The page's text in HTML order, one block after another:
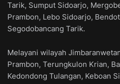
Tarik, Sumput Sidoarjo,
Prambon, Lebo Sidoarjo,
Segodobancang Tarik.
Melayani wilayah
Prambon, Terungkulon Krian,
Kedondong Tulangan, Keboan